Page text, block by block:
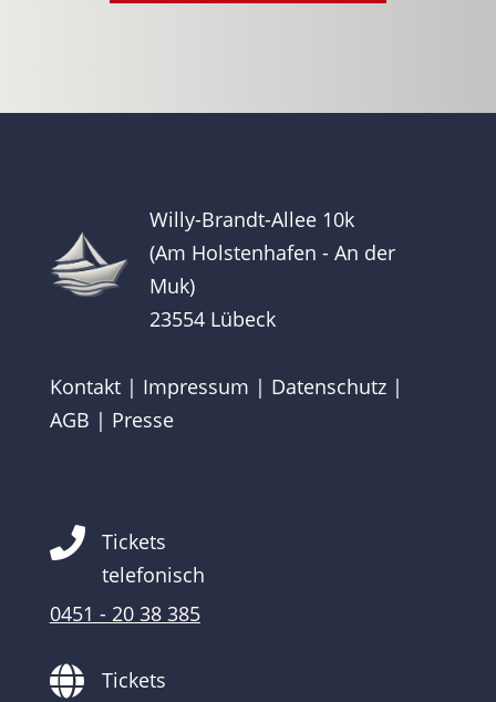
Willy-Brandt-Allee 10k
(Am Holstenhafen - An der
Muk)
23554 Lübeck
Kontakt| Impressum | Datenschutz|
AGB | Presse

Tickets
telefonisch
0451 - 20 38 385

Tickets